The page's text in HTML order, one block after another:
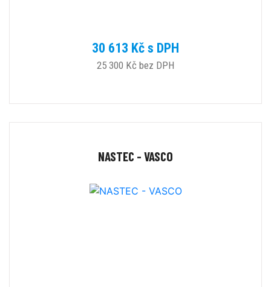
30 613 Kč s DPH
25 300 Kč bez DPH
NASTEC - VASCO